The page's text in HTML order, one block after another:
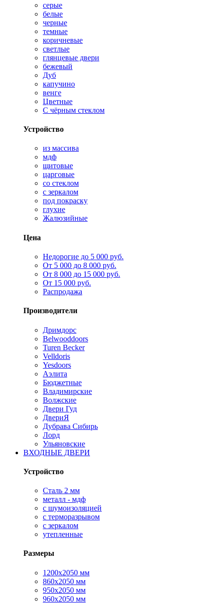
серые
белые
черные
темные
коричневые
светлые
глянцевые двери
бежевый
Дуб
капучино
венге
Цветные
С чёрным стеклом
Устройство
из массива
мдф
щитовые
царговые
со стеклом
с зеркалом
под покраску
глухие
Жалюзийные
Цена
Недорогие до 5 000 руб.
От 5 000 до 8 000 руб.
От 8 000 до 15 000 руб.
От 15 000 руб.
Распродажа
Производители
Дримдорс
Belwooddoors
Turen Becker
Velldoris
Yesdoors
Аэлита
Бюджетные
Владимирские
Волжские
Двери Гуд
ДвериЯ
Дубрава Сибирь
Лорд
Ульяновские
ВХОДНЫЕ ДВЕРИ
Устройство
Сталь 2 мм
металл - мдф
с шумоизоляцией
с терморазрывом
с зеркалом
утепленные
Размеры
1200х2050 мм
860х2050 мм
950х2050 мм
960х2050 мм